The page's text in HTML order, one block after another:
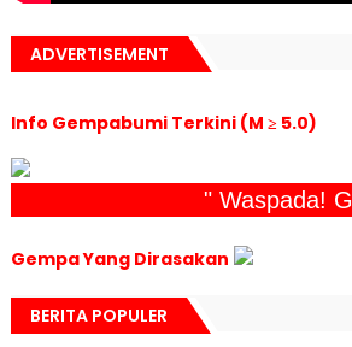
ADVERTISEMENT
Info Gempabumi Terkini (M ≥ 5.0)
" Waspada!
Gempa Yang Dirasakan
BERITA POPULER